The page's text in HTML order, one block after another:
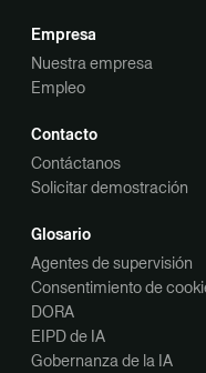
Empresa
Nuestra empresa
Empleo
Contacto
Contáctanos
Solicitar demostración
Glosario
Agentes de supervisión
Consentimiento de
DORA
EIPD de IA
Gobernanza de la IA